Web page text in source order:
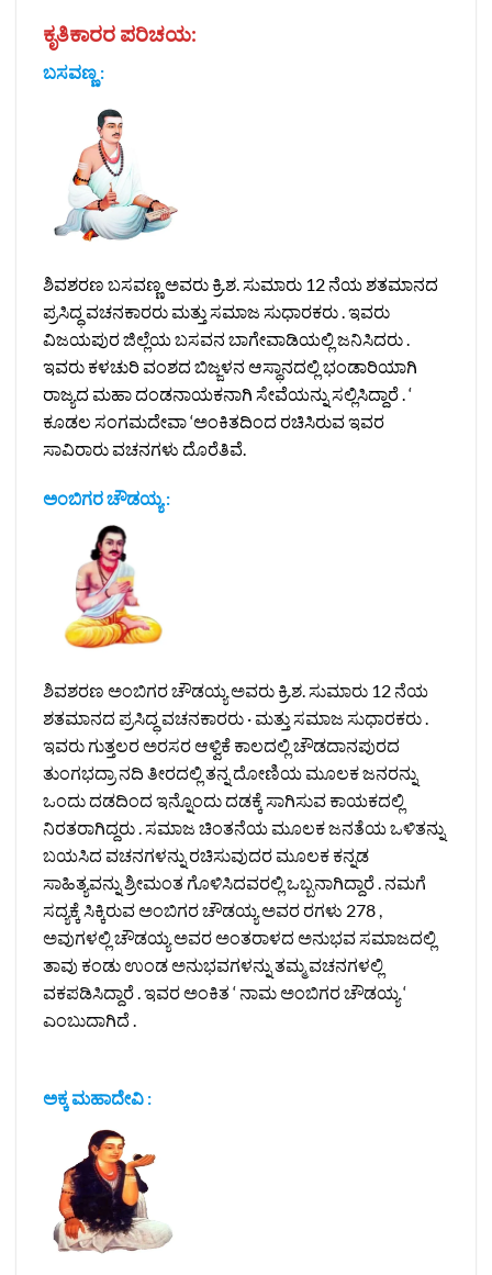
ಕೃತಿಕಾರರ ಪರಿಚಯ:
ಬಸವಣ್ಣ :
ಶಿವಶರಣ ಬಸವಣ್ಣ ಅವರು ಕ್ರಿ.ಶ. ಸುಮಾರು 12 ನೆಯ ಶತಮಾನದ
ಪ್ರಸಿದ್ಧ ವಚನಕಾರರು ಮತ್ತು ಸಮಾಜ ಸುಧಾರಕರು . ಇವರು
ವಿಜಯಪುರ ಜಿಲ್ಲೆಯ ಬಸವನ ಬಾಗೇವಾಡಿಯಲ್ಲಿ ಜನಿಸಿದರು .
ಇವರು ಕಳಚುರಿ ವಂಶದ ಬಿಜ್ಜಳನ ಆಸ್ಥಾನದಲ್ಲಿ ಭಂಡಾರಿಯಾಗಿ
ರಾಜ್ಯದ ಮಹಾ ದಂಡನಾಯಕನಾಗಿ ಸೇವೆಯನ್ನು ಸಲ್ಲಿಸಿದ್ದಾರೆ . ‘
ಕೂಡಲ ಸಂಗಮದೇವಾ ‘ಅಂಕಿತದಿಂದ ರಚಿಸಿರುವ ಇವರ
ಸಾವಿರಾರು ವಚನಗಳು ದೊರೆತಿವೆ.
ಅಂಬಿಗರ ಚೌಡಯ್ಯ:
ಶಿವಶರಣ ಅಂಬಿಗರ ಚೌಡಯ್ಯ ಅವರು ಕ್ರಿ.ಶ. ಸುಮಾರು 12 ನೆಯ
ಶತಮಾನದ ಪ್ರಸಿದ್ಧ ವಚನಕಾರರು · ಮತ್ತು ಸಮಾಜ ಸುಧಾರಕರು .
ಇವರು ಗುತ್ತಲರ ಅರಸರ ಆಳ್ವಿಕೆ ಕಾಲದಲ್ಲಿ ಚೌಡದಾನಪುರದ
ತುಂಗಭದ್ರಾ ನದಿ ತೀರದಲ್ಲಿ ತನ್ನ ದೋಣಿಯ ಮೂಲಕ ಜನರನ್ನು
ಒಂದು ದಡದಿಂದ ಇನ್ನೊಂದು ದಡಕ್ಕೆ ಸಾಗಿಸುವ ಕಾಯಕದಲ್ಲಿ
ನಿರತರಾಗಿದ್ದರು . ಸಮಾಜ ಚಿಂತನೆಯ ಮೂಲಕ ಜನತೆಯ ಒಳಿತನ್ನು
ಬಯಸಿದ ವಚನಗಳನ್ನು ರಚಿಸುವುದರ ಮೂಲಕ ಕನ್ನಡ
ಸಾಹಿತ್ಯವನ್ನು ಶ್ರೀಮಂತ ಗೊಳಿಸಿದವರಲ್ಲಿ ಒಬ್ಬನಾಗಿದ್ದಾರೆ . ನಮಗೆ
ಸದ್ಯಕ್ಕೆ ಸಿಕ್ಕಿರುವ ಅಂಬಿಗರ ಚೌಡಯ್ಯ ಅವರ ರಗಳು 278 ,
ಅವುಗಳಲ್ಲಿ ಚೌಡಯ್ಯ ಅವರ ಅಂತರಾಳದ ಅನುಭವ ಸಮಾಜದಲ್ಲಿ
ತಾವು ಕಂಡು ಉಂಡ ಅನುಭವಗಳನ್ನು ತಮ್ಮ ವಚನಗಳಲ್ಲಿ
ವಕಪಡಿಸಿದ್ದಾರೆ . ಇವರ ಅಂಕಿತ ‘ ನಾಮ ಅಂಬಿಗರ ಚೌಡಯ್ಯ ‘
ಎಂಬುದಾಗಿದೆ .
ಅಕ್ಕ ಮಹಾದೇವಿ :